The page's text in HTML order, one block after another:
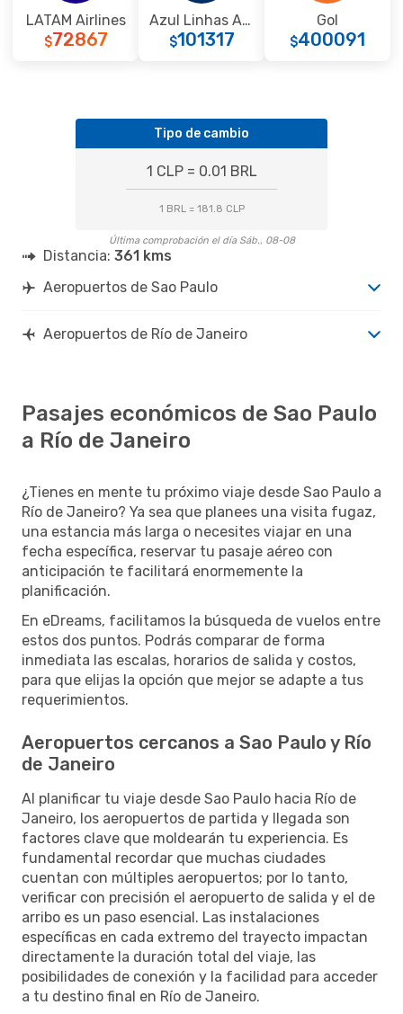
LATAM Airlines
72867
$
Azul Linhas Aereas Brasileiras
101317
$
Gol
400091
$
Tipo de cambio
1 CLP = 0.01 BRL
1 BRL = 181.8 CLP
Última comprobación el día Sáb., 08-08
Distancia: 361 kms
Aeropuertos de Sao Paulo
Aeropuertos de Río de Janeiro
Pasajes económicos de Sao Paulo
a Río de Janeiro
¿Tienes en mente tu próximo viaje desde Sao Paulo a
Río de Janeiro? Ya sea que planees una visita fugaz,
una estancia más larga o necesites viajar en una
fecha específica, reservar tu pasaje aéreo con
anticipación te facilitará enormemente la
planificación.
En eDreams, facilitamos la búsqueda de vuelos entre
estos dos puntos. Podrás comparar de forma
inmediata las escalas, horarios de salida y costos,
para que elijas la opción que mejor se adapte a tus
requerimientos.
Aeropuertos cercanos a Sao Paulo y Río
de Janeiro
Al planificar tu viaje desde Sao Paulo hacia Río de
Janeiro, los aeropuertos de partida y llegada son
factores clave que moldearán tu experiencia. Es
fundamental recordar que muchas ciudades
cuentan con múltiples aeropuertos; por lo tanto,
verificar con precisión el aeropuerto de salida y el de
arribo es un paso esencial. Las instalaciones
específicas en cada extremo del trayecto impactan
directamente la duración total del viaje, las
posibilidades de conexión y la facilidad para acceder
a tu destino final en Río de Janeiro.